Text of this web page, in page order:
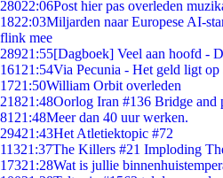
28022:06Post hier pas overleden
1822:03Miljarden naar Europese AI-
flink mee
28921:55[Dagboek] Veel aan hoofd -
161 21:54Via Pecunia - Het geld ligt op
1721:50William Orbit overleden
21821:48Oorlog Iran #136 Bridge and
81 21:48Meer dan 40 uur werken.
29421:43Het Atletiektopic #72
11321:37The Killers #21 Imploding
17321:28Wat is jullie